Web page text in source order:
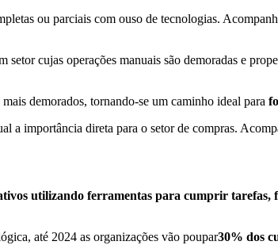
ou parciais com ouso de tecnologias.
cujas operações manuais são demoradas e
demorados, tornando-se um caminho ideal para
importância direta para o setor de compras.
utilizando ferramentas para cumprir
até 2024 as organizações vão poupar30% dos